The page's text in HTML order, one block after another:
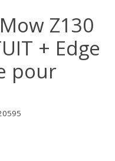
Z130
+ Edge
pour